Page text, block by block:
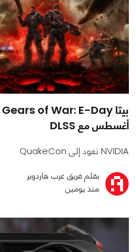
أغسطس مع DLSS
NVIDIA تعود إلى QuakeCon
بقلم فريق عرب هاردوير
منذ يومين